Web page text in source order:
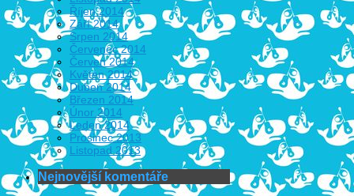
Říjen 2014
Září 2014
Srpen 2014
Červenec 2014
Červen 2014
Květen 2014
Duben 2014
Březen 2014
Únor 2014
Leden 2014
Prosinec 2013
Listopad 2013
Nejnovější komentáře